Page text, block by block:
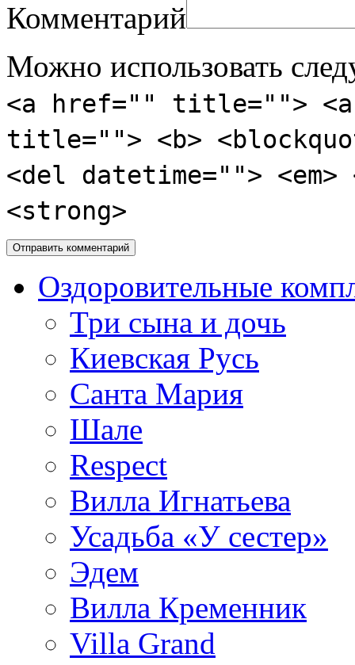
Комментарий
Можно использовать
<a href="" title="">
title=""> <b>
<del datetime="">
<strong>
Оздоровительные
Три сына и дочь
Киевская Русь
Санта Мария
Шале
Respect
Вилла Игнатьева
Усадьба «У сестер»
Эдем
Вилла Кременник
Villa Grand